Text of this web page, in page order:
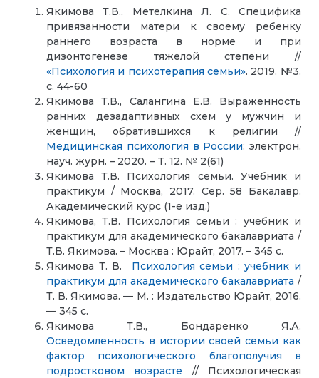
Якимова Т.В., Метелкина Л. С. Специфика
привязанности матери к своему ребенку
раннего возраста в норме и при
дизонтогенезе тяжелой степени //
«Психология и психотерапия семьи». 2019. №3.
с. 44-60
Якимова Т.В., Салангина Е.В. Выраженность
ранних дезадаптивных схем у мужчин и
женщин, обратившихся к религии //
Медицинская психология в России: электрон.
науч. журн. – 2020. – T. 12. № 2(61)
Якимова Т.В. Психология семьи. Учебник и
практикум / Москва, 2017. Сер. 58 Бакалавр.
Академический курс (1-е изд.)
Якимова, Т.В. Психология семьи : учебник и
практикум для академического бакалавриата /
Т.В. Якимова. – Москва : Юрайт, 2017. – 345 с.
Якимова Т. В. Психология семьи : учебник и
практикум для академического бакалавриата /
Т. В. Якимова. — М. : Издательство Юрайт, 2016.
— 345 с.
Якимова Т.В., Бондаренко Я.А.
Осведомленность в истории своей семьи как
фактор психологического благополучия в
подростковом возрасте // Психологическая